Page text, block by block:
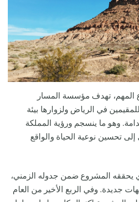
المهم، تهدف مؤسسة المسار
في الرياض ولزوارها بيئة
وهو ما ينسجم ورؤية المملكة
ترمي إلى تحسين نوعية الحياة والواقع
يحققه المشروع ضمن جدوله الزمني،
جديدة. وفي الربع الأخير من العام